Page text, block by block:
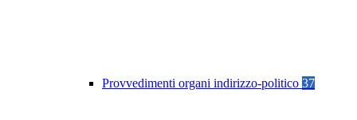
Provvedimenti organi indirizzo-politico 37